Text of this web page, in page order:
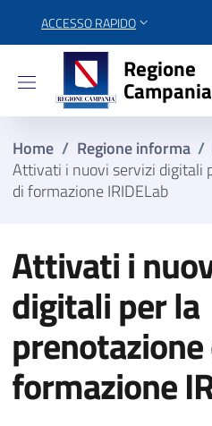
ACCESSO RAPIDO
Regione
Campania
Home / Regione informa /
Attivati i nuovi servizi digitali
di formazione IRIDELab
Attivati i
digitali per la
formazione